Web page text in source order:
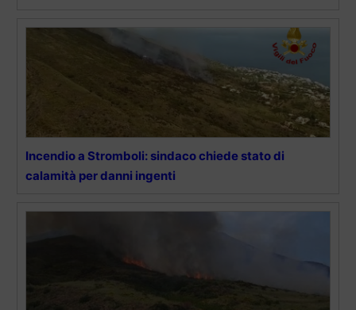
Incendio a Stromboli: sindaco chiede stato di
calamità per danni ingenti